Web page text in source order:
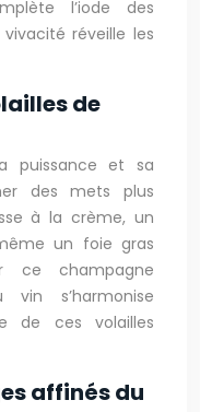
l’iode des
réveille les
de
puissance et sa
des mets plus
à la crème, un
un foie gras
ce champagne
vin s’harmonise
de ces volailles
affinés du